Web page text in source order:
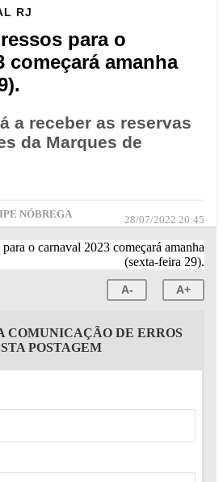
RJ
para o
começará amanha
a receber as reservas
da Marques de
NÓBREGA 28/07/2022 20:45
A- A+
COMUNICAÇÃO DE ERROS
POSTAGEM